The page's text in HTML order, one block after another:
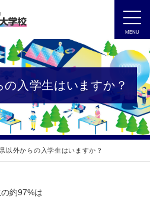
MENU
入学生はいますか？
以外からの入学生はいますか？
約97%は